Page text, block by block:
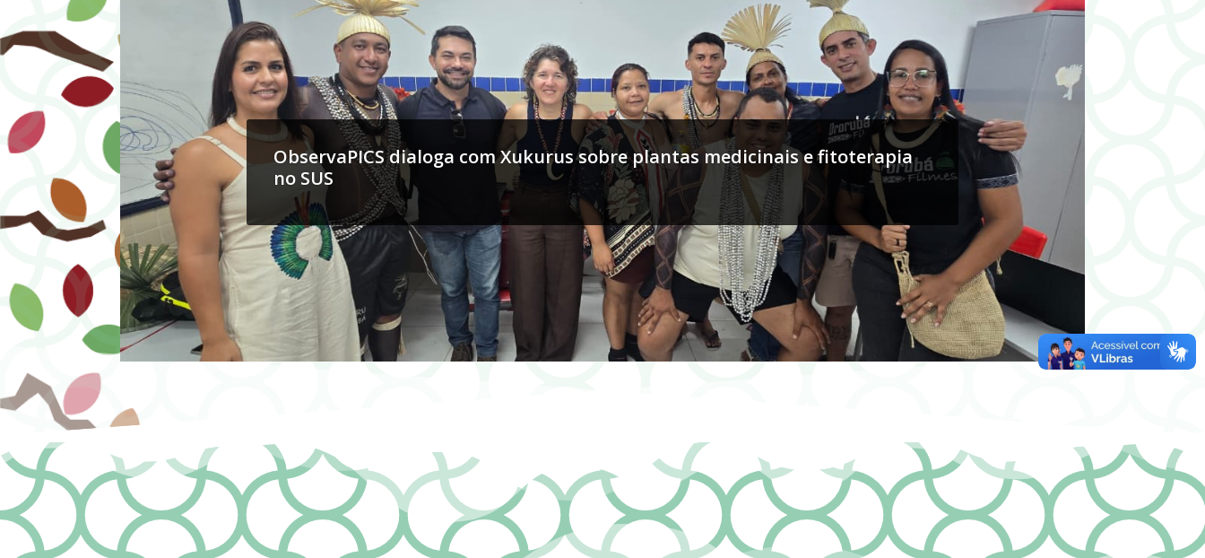
ObservaPICS dialoga com Xukurus sobre plantas medicinais e fitoterapia
no SUS